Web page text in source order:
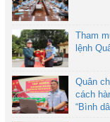
Tham
lệnh
Quân
cách
“Bình